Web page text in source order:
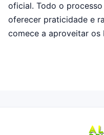
oficial. Todo o
oferecer praticidade e
comece a aproveitar os